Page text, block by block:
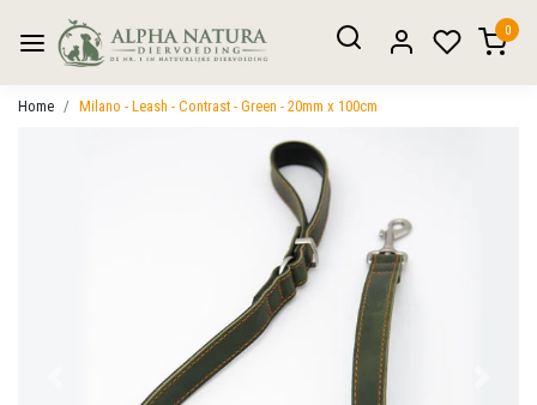
0
Home Milano - Leash - Contrast - Green - 20mm x 100cm